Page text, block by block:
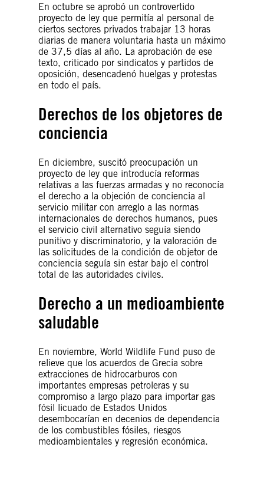
En octubre se aprobó un controvertido
proyecto de ley que permitía al personal de
ciertos sectores privados trabajar 13 horas
diarias de manera voluntaria hasta un máximo
de 37,5 días al año. La aprobación de ese
texto, criticado por sindicatos y partidos de
oposición, desencadenó huelgas y protestas
en todo el país.
Derechos de los objetores de
conciencia
En diciembre, suscitó preocupación un
proyecto de ley que introducía reformas
relativas a las fuerzas armadas y no reconocía
el derecho a la objeción de conciencia al
servicio militar con arreglo a las normas
internacionales de derechos humanos, pues
el servicio civil alternativo seguía siendo
punitivo y discriminatorio, y la valoración de
las solicitudes de la condición de objetor de
conciencia seguía sin estar bajo el control
total de las autoridades civiles.
Derecho a un medioambiente
saludable
En noviembre, World Wildlife Fund puso de
relieve que los acuerdos de Grecia sobre
extracciones de hidrocarburos con
importantes empresas petroleras y su
compromiso a largo plazo para importar gas
fósil licuado de Estados Unidos
desembocarían en decenios de dependencia
de los combustibles fósiles, riesgos
medioambientales y regresión económica.